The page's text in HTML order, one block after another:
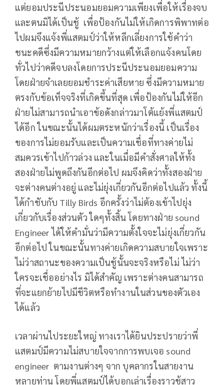
แต่ยอมประนีประนอมยอมความเพียงเพื่อให้เรื่องจบ
และตนมิได้เป็นชู้ เพื่อป้องกันไม่ให้เกิดการพิพาทต่อ
ไปผมจึงแจ้งพี่แสตมป์ว่าให้หลีกเลี่ยงการใช้คำว่า
ชนะคดีซึ่งมีความหมายกว้างแต่ให้เลือกแจ้งคนโดย
ทั่วไปว่าคดีจบลงโดยการประนีประนอมยอมความ
โดยฝ่ายจำเลยยอมชำระค่าเสียหาย ซึ่งมีความหมาย
ตรงกับข้อเท็จจริงที่เกิดขึ้นที่สุด เพื่อป้องกันไม่ให้อีก
ฝ่ายไม่สามารถนำเอาข้อดังกล่าวมาโต้แย้งพี่แสตมป์
ได้อีก ในขณะนั้นได้ผมตระหนักว่าเรื่องนี้ เป็นเรื่อง
ของการไม่ยอมรับและเป็นความเชื่อที่ทางค่ายไม่
สมควรเข้าไปก้าวล่วง และในเมื่อมีคำสั่งศาลให้ทั้ง
สองฝ่ายไม่พูดถึงกันอีกต่อไป ผมจึงคิดว่าทั้งสองฝ่าย
จะต่างคนต่างอยู่ และไม่ยุ่งเกี่ยวกันอีกต่อไปแล้ว ทั้งนี้
ได้กำชับกับ Tilly Birds อีกครั้งว่าไม่ต้องเข้าไปยุ่ง
เกี่ยวกับเรื่องส่วนตัว ใดๆทั้งสิ้น โดยทางฝ่าย sound
Engineer ได้ให้คำมั่นว่ามีความตั้งใจจะไม่ยุ่งเกี่ยวกัน
อีกต่อไป ในขณะนั้นทางค่ายเกิดความสบายใจเพราะ
ไม่ว่าสถานะของความเป็นชู้นั้นจะจริงหรือไม่ ไม่ว่า
ใครจะเชื่ออย่างไร มิได้สำคัญ เพราะต่างคนสามารถ
ที่จะแยกย้ายไปมีชีวิตหรือทำงานในส่วนของตัวเอง
ได้แล้ว
เวลาผ่านไประยะใหญ่ ทางเราได้ยินประปรายว่าพี่
แสตมป์มีความไม่สบายใจจากการพบเจอ sound
engineer ตามงานต่างๆ จาก บุคลากรในสายงาน
หลายท่าน โดยพี่แสตมป์ได้บอกเล่าเรื่องราวชู้สาว